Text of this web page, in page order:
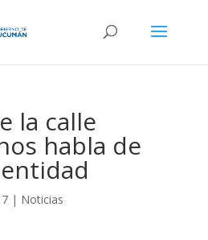
la calle
habla de
| Noticias